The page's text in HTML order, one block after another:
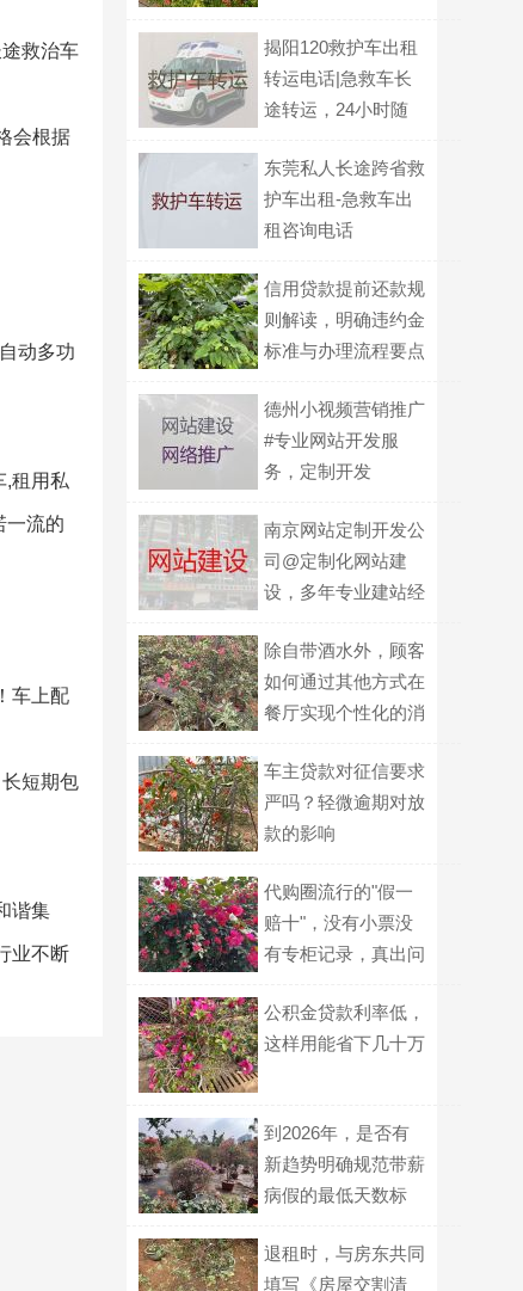
救治车
会根据
动多功
,租用私
一流的
车上配
短期包
谐集
业不断
揭阳120救护车出租
转运电话|急救车长
途转运，24小时随
东莞私人长途跨省救
护车出租-急救车出
租咨询电话
信用贷款提前还款规
则解读，明确违约金
标准与办理流程要点
德州小视频营销推广
#专业网站开发服
务，定制开发
南京网站定制开发公
司@定制化网站建
设，多年专业建站经
除自带酒水外，顾客
如何通过其他方式在
餐厅实现个性化的消
车主贷款对征信要求
严吗？轻微逾期对放
款的影响
代购圈流行的"假一
赔十"，没有小票没
有专柜记录，真出问
公积金贷款利率低，
这样用能省下几十万
到2026年，是否有
新趋势明确规范带薪
病假的最低天数标
退租时，与房东共同
填写《房屋交割清